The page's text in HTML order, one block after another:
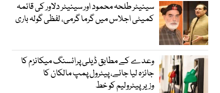
سینیٹر طلحہ محمود اور سینیٹر دلاور کی قائمہ
کمیٹی اجلاس میں گرما گرمی، لفظی گولہ باری
وعدے کے مطابق ڈیلی پرائسنگ میکانزم کا
جائزہ لیا جائے، پیٹرول پمپ مالکان کا
وزیرپیٹرولیم کو خط